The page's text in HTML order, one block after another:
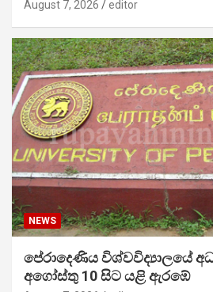
August 7, 2026 editor
NEWS
පේරාදෙණිය විශ්වවිද්‍යාලයේ
අගෝස්තු 10 සිට යළි ඇරඹේ